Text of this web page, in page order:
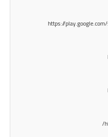
المرحلة المتوسطة
https://